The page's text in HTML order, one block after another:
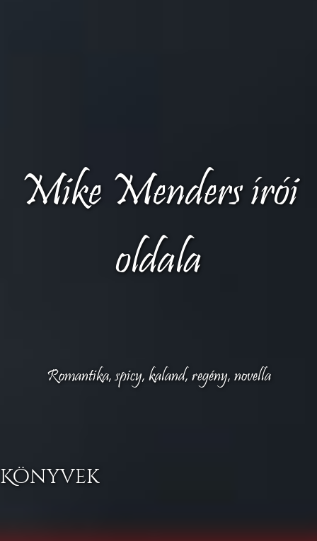
Mike Menders írói
oldala
Romantika, spicy, kaland, regény, novella
Könyvek